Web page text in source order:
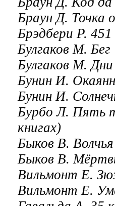
Браун Д. Точка
Брэдбери Р.
Булгаков М. Бег
Булгаков М.
Бунин И.
Бунин И.
Бурбо Л. Пять
книгах)
Быков В.
Быков В.
Вильмонт Е.
Вильмонт Е.